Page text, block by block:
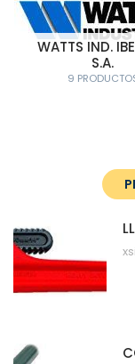
WATTS IND.
S.A.
9
xsi